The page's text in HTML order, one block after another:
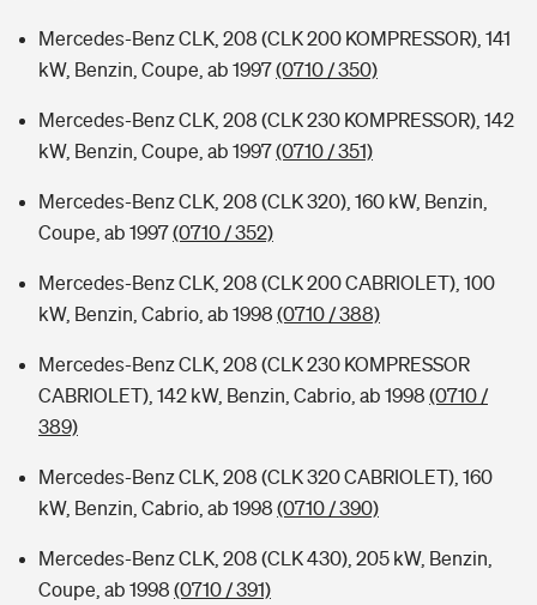
Tools
Kinderunfall-Check: Mehr Sicherheit für deine Kids
Sie haben Fragen?
Mercedes-Benz CLK, 208 (CLK 200 KOMPRESSOR), 141
kW, Benzin, Coupe, ab 1997(0710 / 350)
Mercedes-Benz CLK, 208 (CLK 230 KOMPRESSOR), 142
kW, Benzin, Coupe, ab 1997(0710 / 351)
Mercedes-Benz CLK, 208 (CLK 320), 160 kW, Benzin,
Coupe, ab 1997(0710 / 352)
Mercedes-Benz CLK, 208 (CLK 200 CABRIOLET), 100
kW, Benzin, Cabrio, ab 1998 (0710 / 388)
Mercedes-Benz CLK, 208 (CLK 230 KOMPRESSOR
CABRIOLET), 142 kW, Benzin, Cabrio, ab 1998 (0710 /
389)
Mercedes-Benz CLK, 208 (CLK 320 CABRIOLET), 160
kW, Benzin, Cabrio, ab 1998 (0710 / 390)
Mercedes-Benz CLK, 208 (CLK 430), 205 kW, Benzin,
Coupe, ab 1998 (0710 / 391)